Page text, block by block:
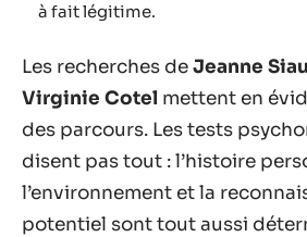
à fait légitime.
Les recherches deJeanne
Virginie Cotel mettent en
des parcours. Les tests
disent pas tout : l’histoire
l’environnement et la
potentiel sont tout aussi